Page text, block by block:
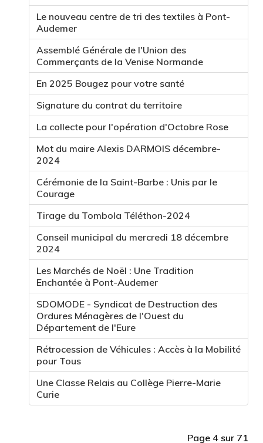
Le nouveau centre de tri des textiles à Pont-
Audemer
Assemblé Générale de l'Union des
Commerçants de la Venise Normande
En 2025 Bougez pour votre santé
Signature du contrat du territoire
La collecte pour l'opération d'Octobre Rose
Mot du maire Alexis DARMOIS décembre-
2024
Cérémonie de la Saint-Barbe : Unis par le
Courage
Tirage du Tombola Téléthon-2024
Conseil municipal du mercredi 18 décembre
2024
Les Marchés de Noël : Une Tradition
Enchantée à Pont-Audemer
SDOMODE - Syndicat de Destruction des
Ordures Ménagères de l'Ouest du
Département de l'Eure
Rétrocession de Véhicules : Accès à la Mobilité
pour Tous
Une Classe Relais au Collège Pierre-Marie
Curie
Page 4 sur 71